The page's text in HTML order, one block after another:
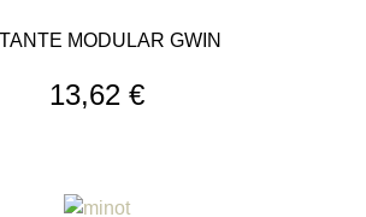
MODULAR GWIN
13,62 €